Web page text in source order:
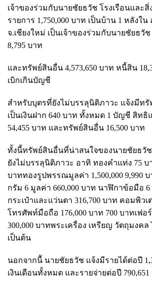
เจ้าของร่วมกับนายชัยธวัช โรงเรือนและสิ่
รายการ 1,750,000 บาท เป็นบ้าน 1 หลังใน
จ.เชียงใหม่ เป็นเจ้าของร่วมกับนายชัยธ
8,795 บาท
และทรัพย์สินอื่น 4,573,650 บาท หนี้สิน
เบิกเกินบัญชี
สำหรับบุตรที่ยังไม่บรรลุนิติภาวะ แจ้งมีทรั
เป็นเงินฝาก 640 บาท ทั้งหมด 1 บัญชี สิท
54,455 บาท และทรัพย์สินอื่น 16,500 บาท
ทั้งนี้ทรัพย์สินอื่นที่น่าสนใจของนายชัยธวั
ยังไม่บรรลุนิติภาวะ อาทิ ทองคำแท่ง 75 บ
บาททองรูปพรรณมูลค่า 1,500,000 9,990
กรัม 6 มูลค่า 660,000 บาท นาฬิกาข้อมือ 6
กระเป๋าและแว่นตา 316,700 บาท คอมพิวเ
โทรศัพท์มือถือ 176,000 บาท 700 บาทเฟอ
300,000 บาทพระเครื่อง เหรียญ วัตถุมงค
เป็นต้น
นอกจากนีั นายชัยธวัช แจ้งมีรายได้ต่อปี
เงินเดือนทั้งหมด และรายจ่ายต่อปี 790,651